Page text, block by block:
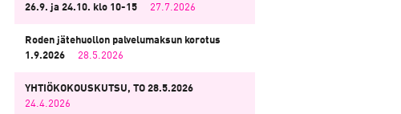
26.9. ja 24.10. klo 10-15
27.7.2026
Roden jätehuollon palvelumaksun korotus
1.9.2026
28.5.2026
YHTIÖKOKOUSKUTSU, TO 28.5.2026
24.4.2026